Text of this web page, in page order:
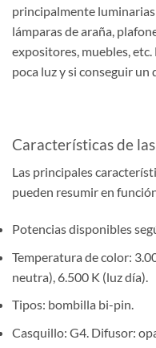
principalmente
lámparas de araña,
expositores, muebles, etc.
poca luz y si conseguir
Características de
Las principales
pueden resumir en
Potencias disponibles
Temperatura de color:
neutra), 6.500 K (luz día).
Tipos: bombilla bi-pin.
Casquillo: G4. Difusor: